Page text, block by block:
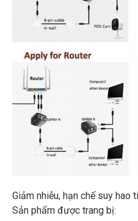
Giảm nhiễu, hạn chế suy hao
Sản phẩm được trang bị: